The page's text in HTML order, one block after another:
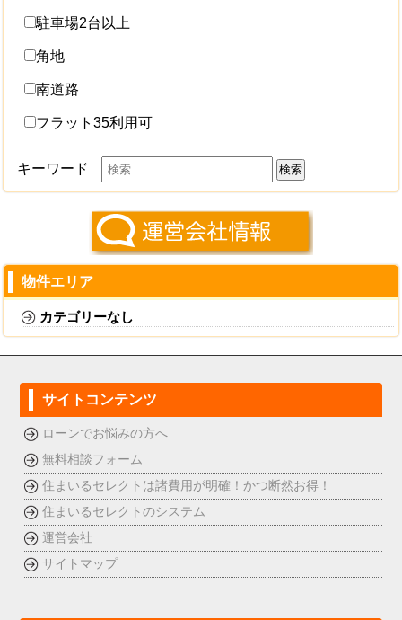
駐車場2台以上
角地
南道路
フラット35利用可
キーワード
物件エリア
カテゴリーなし
サイトコンテンツ
ローンでお悩みの方へ
無料相談フォーム
住まいるセレクトは諸費用が明確！かつ断然お得！
住まいるセレクトのシステム
運営会社
サイトマップ